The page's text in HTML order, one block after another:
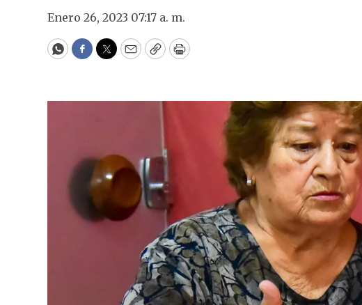
Enero 26, 2023 07:17 a. m.
WhatsApp
Facebook
Twitter
EmailCopyPrint